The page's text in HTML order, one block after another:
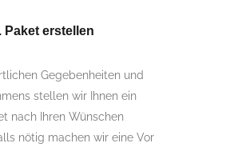
Paket erstellen
Gegebenheiten und
stellen wir Ihnen ein
nach Ihren Wünschen
nötig machen wir eine Vor